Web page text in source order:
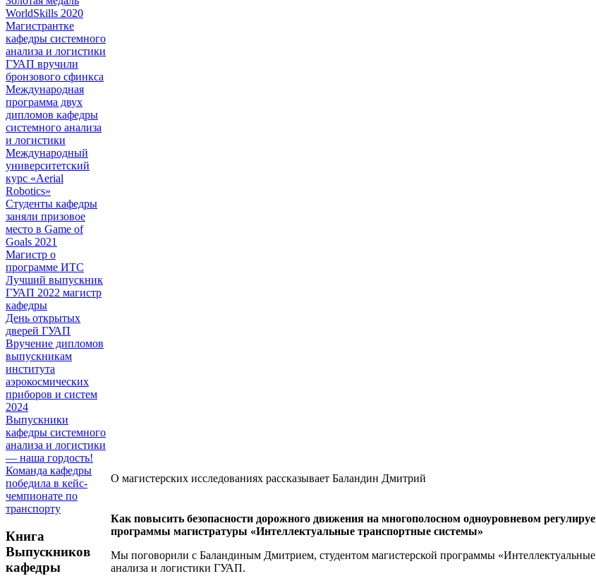
WorldSkills 2020
Магистрантке
кафедры системного
анализа и логистики
ГУАП вручили
бронзового сфинкса
Международная
программа двух
дипломов кафедры
системного анализа
и логистики
Международный
университетский
курс «Aerial
Robotics»
Студенты кафедры
заняли призовое
место в Game of
Goals 2021
Магистр о
программе ИТС
Лучший выпускник
ГУАП 2022 магистр
кафедры
День открытых
дверей ГУАП
Вручение дипломов
выпускникам
института
аэрокосмических
приборов и систем
2024
Выпускники
кафедры системного
анализа и логистики
— наша гордость!
Команда кафедры
победила в кейс-
чемпионате по
транспорту
Книга
Выпускников
кафедры
О магистерских исследованиях рассказывает Баландин Дмитрий
Как повысить безопасности дорожного движения на многополосном одноуровневом
программы магистратуры «Интеллектуальные транспортные системы»
Мы поговорили с Баландиным Дмитрием, студентом магистерской программы «Интеллектуальные
анализа и логистики ГУАП.